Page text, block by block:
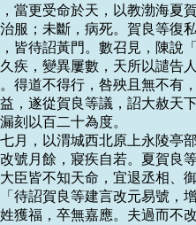
當更受命於天，以教渤海夏
服；未斷，病死。賀良等復
皆待詔黃門。數召見，陳說
疾，變異屢數，天所以譴告
得道不得行，咎殃且無不有
，遂從賀良等議，詔大赦天
刻以百二十為度。
七月，以渭城西北原上永陵亭
改號月餘，寢疾自若。夏賀
臣皆不知天命，宜退丞相、
待詔賀良等建言改元易號，
獲福，卒無嘉應。夫過而不